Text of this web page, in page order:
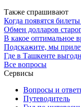
Также спрашивают
Когда появятся
Обмен долларов
В какое оптимальное
Подскажите, мы
Где в Ташкенте
Все вопросы
Сервисы
Вопросы и
Путеводитель